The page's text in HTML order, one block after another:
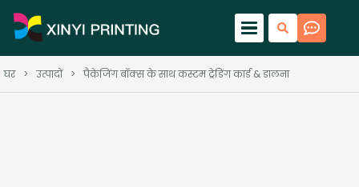
घर > उत्पादों > पैकेजिंग बॉक्स के साथ कस्टम ट्रेडिंग कार्ड & डालना